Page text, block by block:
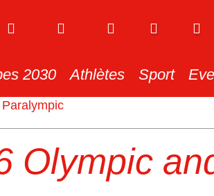
2030 Athlètes Sport
Olympic